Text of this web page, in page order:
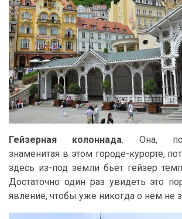
Гейзерная колоннада. Она,
знаменитая в этом городе-курорте,
здесь из-под земли бьет гейзер
Достаточно один раз увидеть это
явление, чтобы уже никогда о нем не